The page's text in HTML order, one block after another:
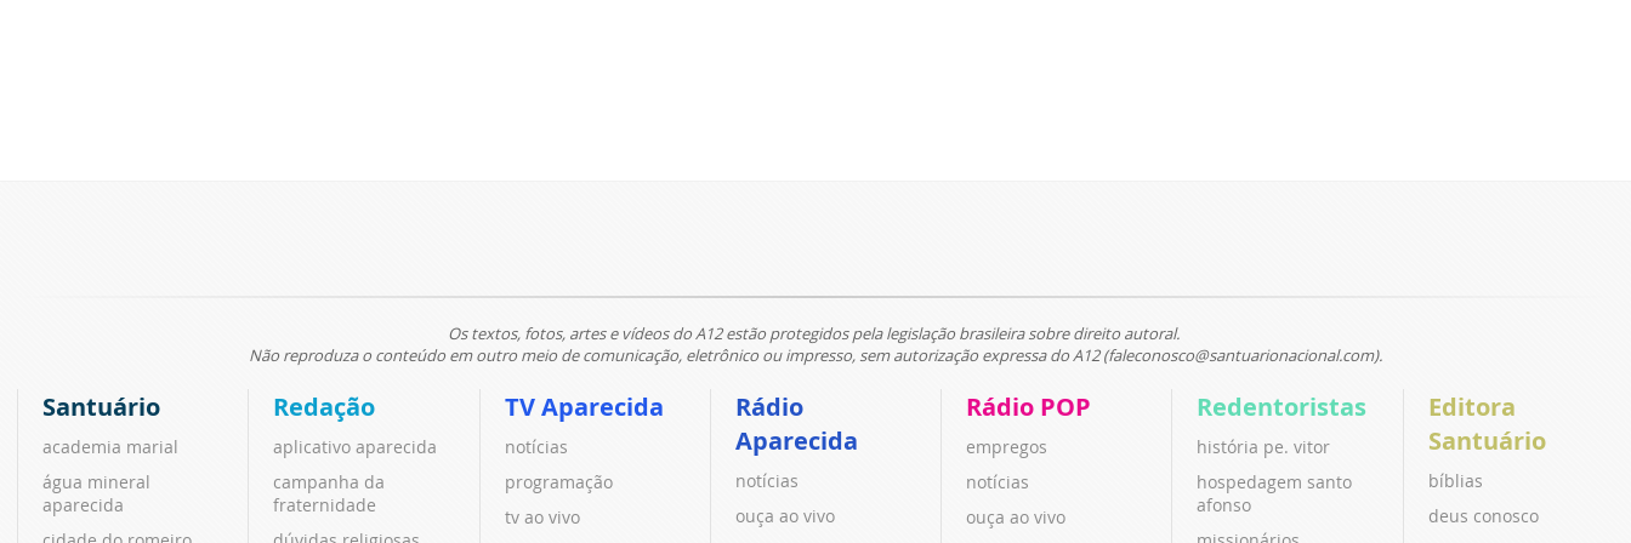
Os textos, fotos, artes e vídeos do A12 estão protegidos pela legislação brasileira sobre direito autoral.
Não reproduza o conteúdo em outro meio de comunicação, eletrônico ou impresso, sem autorização expressa do A12 (faleconosco@santuarionacional.com).
Santuário
academia marial
água mineral
aparecida
Redação
aplicativo aparecida
campanha da
fraternidade
TV Aparecida
notícias
programação
tv ao vivo
Rádio
Aparecida
notícias
ouça ao vivo
Rádio POP
empregos
notícias
ouça ao vivo
Redentoristas
história pe. vitor
hospedagem santo
afonso
Editora
Santuário
bíblias
deus conosco